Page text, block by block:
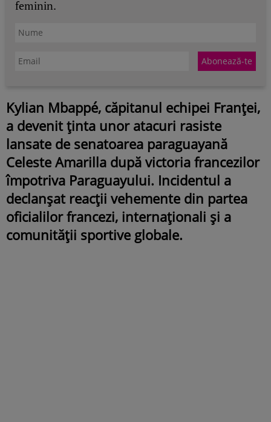
feminin.
Kylian Mbappé, căpitanul echipei Franței,
a devenit ținta unor atacuri rasiste
lansate de senatoarea paraguayană
Celeste Amarilla după victoria francezilor
împotriva Paraguayului. Incidentul a
declanșat reacții vehemente din partea
oficialilor francezi, internaționali și a
comunității sportive globale.